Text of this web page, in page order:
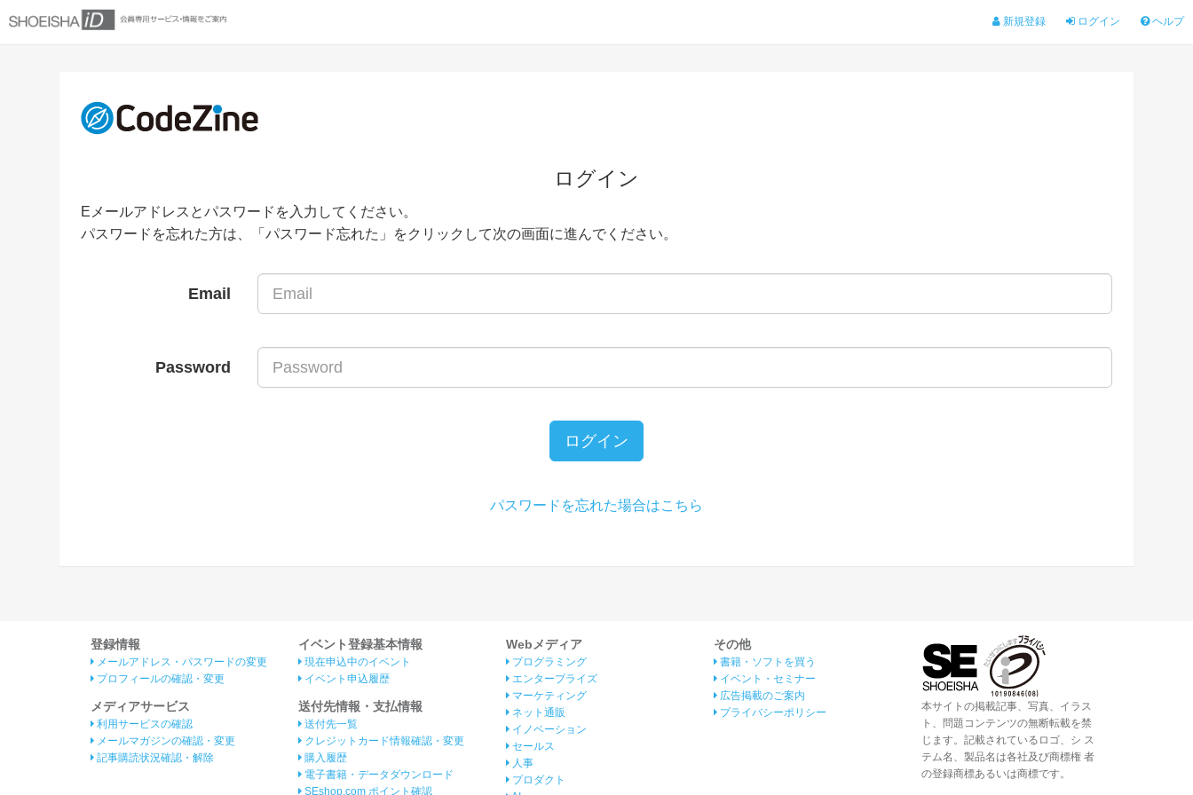
新規登録 ログイン ヘルプ
ログイン
Eメールアドレスとパスワードを入力してください。
パスワードを忘れた方は、「パスワード忘れた」をクリックして次の画面に進んでください。
Email
Password
ログイン
パスワードを忘れた場合はこちら
登録情報
メールアドレス・パスワードの変更
プロフィールの確認・変更
メディアサービス
利用サービスの確認
メールマガジンの確認・変更
記事購読状況確認・解除
イベント登録基本情報
現在申込中のイベント
イベント申込履歴
送付先情報・支払情報
送付先一覧
クレジットカード情報確認・変更
購入履歴
電子書籍・データダウンロード
SEshop.com ポイント確認
Webメディア
プログラミング
エンタープライズ
マーケティング
ネット通販
イノベーション
セールス
人事
プロダクト
その他
書籍・ソフトを買う
イベント・セミナー
広告掲載のご案内
プライバシーポリシー
本サイトの掲載記事、写真、イラス
ト、問題コンテンツの無断転載を禁
じます。記載されているロゴ、シ ス
テム名、製品名は各社及び商標権 者
の登録商標あるいは商標です。